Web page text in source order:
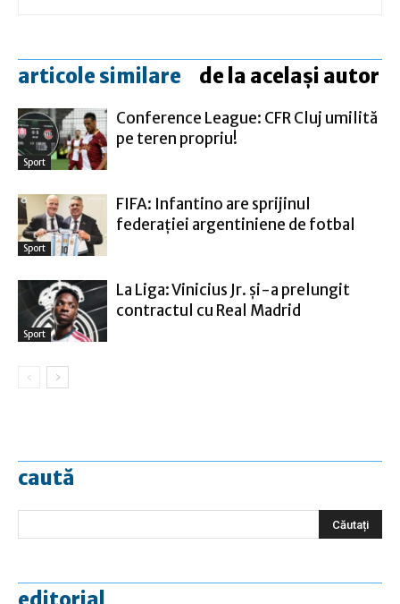
articole similare de la același autor
Sport
Conference League: CFR Cluj umilită
pe teren propriu!
Sport
FIFA: Infantino are sprijinul
federaţiei argentiniene de fotbal
Sport
La Liga: Vinicius Jr. şi-a prelungit
contractul cu Real Madrid
caută